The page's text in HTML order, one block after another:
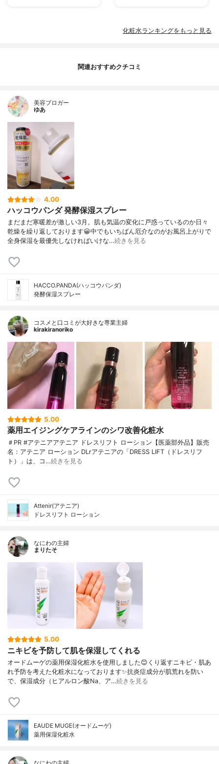
化粧水ランキングをもっと見る
関連おすすめクチコミ
美容ブロガー
ゆあ
4.00
ハッコウパンダ 発酵保湿スプレー
まだまだ寒暖差が激しい3月。肌も気温の変化に戸惑っているのか日々
乾燥を繰り返しております😀中でもいちばん厄介なのがお風呂上がりで
全身保湿を最優先しなければいけな…続きを見る
HACCO.PANDA(ハッコウパンダ)
発酵保湿スプレー
コスメと口コミが大好きな専業主婦
kirakiranoriko
5.00
薬用エイジングケアラインのシワ改善化粧水
＃PR #アテニアアテニア ドレスリフト ローション【医薬部外品】販売
名：アテニア ローション DLrアテニアの「DRESS LIFT（ドレスリフ
ト）」は、コ…続きを見る
Attenir(アテニア)
ドレスリフト ローション
なにわの主婦
まりたそ
5.00
ニキビを予防して肌を保湿してくれる
オードムーゲの薬用保湿化粧水を使用しました😊くり返すニキビ・肌あ
れ予防を考えた化粧水になっております✨抗炎症成分が肌荒れを防い
で、保湿成分（ヒアルロン酸Na、ア…続きを見る
EAUDE MUGE(オードムーゲ)
薬用保湿化粧水